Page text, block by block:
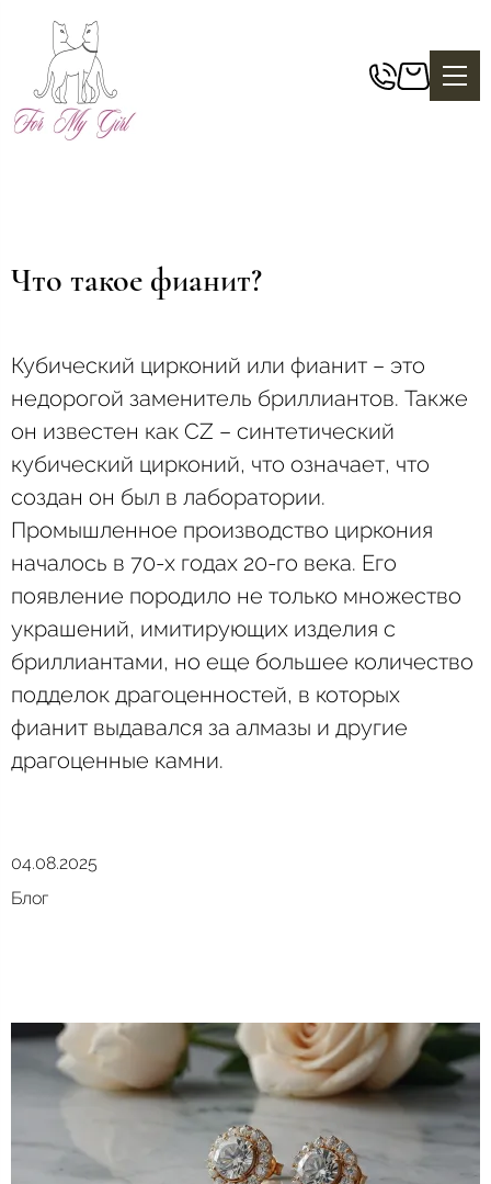
Что такое фианит?
Кубический цирконий или фианит – это
недорогой заменитель бриллиантов. Также
он известен как CZ – синтетический
кубический цирконий, что означает, что
создан он был в лаборатории.
Промышленное производство циркония
началось в 70-х годах 20-го века. Его
появление породило не только множество
украшений, имитирующих изделия с
бриллиантами, но еще большее количество
подделок драгоценностей, в которых
фианит выдавался за алмазы и другие
драгоценные камни.
04.08.2025
Блог